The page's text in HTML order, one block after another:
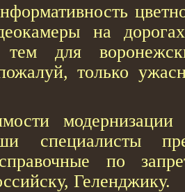
на
для
только
модернизации
специалисты
по
Геленджику.